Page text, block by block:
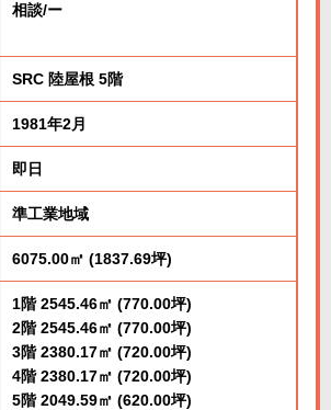
相談/ー
SRC 陸屋根 5階
1981年2月
即日
準工業地域
6075.00㎡ (1837.69坪)
1階 2545.46㎡ (770.00坪)
2階 2545.46㎡ (770.00坪)
3階 2380.17㎡ (720.00坪)
4階 2380.17㎡ (720.00坪)
5階 2049.59㎡ (620.00坪)